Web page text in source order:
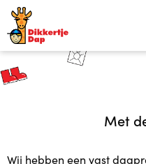
Over ons
Met
Wij hebben een vast